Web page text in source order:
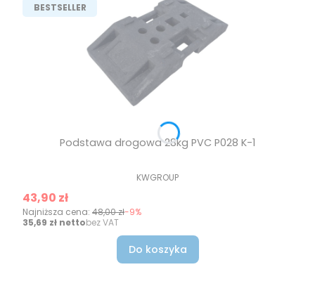
BESTSELLER
Podstawa drogowa 28kg PVC P028 K-1
PRODUCENT
KWGROUP
Cena promocyjna
43,90 zł
Najniższa cena: 48,00 zł-9%
Cena
35,69 zł bez VAT
Do koszyka